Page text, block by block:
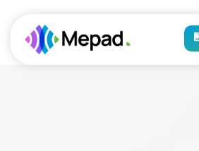
contenido